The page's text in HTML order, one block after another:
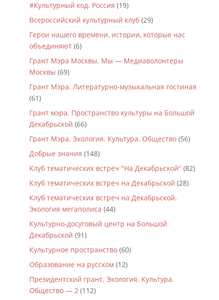
#Культурный код. Россия (19)
Всероссийский культурный клуб(29)
Герои нашего времени, истории, которые нас
объединяют(6)
Грант Мэра Москвы. Мы — Медиаволонтеры
Москвы (69)
Грант Мэра. Литературно-музыкальная гостиная
(61)
Грант мэра. Пространство культуры на Большой
Декабрьской (66)
Грант Мэра. Экология. Культура. Общество(56)
Добрые знания (148)
Клуб тематических встреч "На Декабрьской" (82)
Клуб тематических встреч на Декабрьской (28)
Клуб тематических встреч на Декабрьской.
Экология мегаполиса (44)
Культурно-досуговый центр на Большой
Декабрьской (91)
Культурное пространство(60)
Образование на русском (12)
Президентский грант. Экология. Культура.
Общество — 2(112)